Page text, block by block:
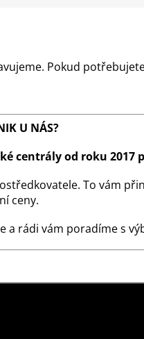
Pokud
U NÁS?
centrály od roku 2017
To vám
ceny.
a rádi vám poradíme s